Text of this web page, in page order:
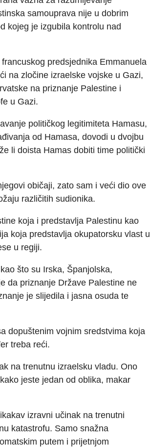
samouprava nije u dobrim
kojeg je izgubila kontrolu nad
predsjednika Emmanuela
na zločine izraelske vojske u Gazi,
na priznanje Palestine i
u Gazi.
političkog legitimiteta Hamasu,
od Hamasa, dovodi u dvojbu
li doista Hamas dobiti time politički
običaji, zato sam i veći dio ove
različitih sudionika.
koja i predstavlja Palestinu kao
koja predstavlja okupatorsku vlast u
u regiji.
što su Irska, Španjolska,
da priznanje Države Palestine ne
je slijedila i jasna osuda te
dopuštenim vojnim sredstvima koja
treba reći.
na trenutnu izraelsku vladu. Ono
jeste jedan od oblika, makar
izravni učinak na trenutni
katastrofu. Samo snažna
putem i prijetnjom